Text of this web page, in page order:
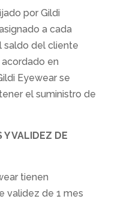
por Gildi
a cada
saldo del cliente
en
Eyewear se
el suministro de
Y VALIDEZ DE
tienen
validez de 1 mes